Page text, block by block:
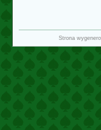
Strona